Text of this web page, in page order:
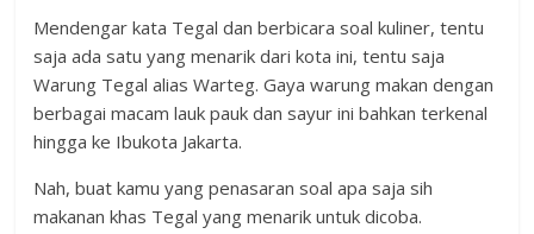
Mendengar kata Tegal dan berbicara soal kuliner, tentu
saja ada satu yang menarik dari kota ini, tentu saja
Warung Tegal alias Warteg. Gaya warung makan dengan
berbagai macam lauk pauk dan sayur ini bahkan terkenal
hingga ke Ibukota Jakarta.
Nah, buat kamu yang penasaran soal apa saja sih
makanan khas Tegal yang menarik untuk dicoba.